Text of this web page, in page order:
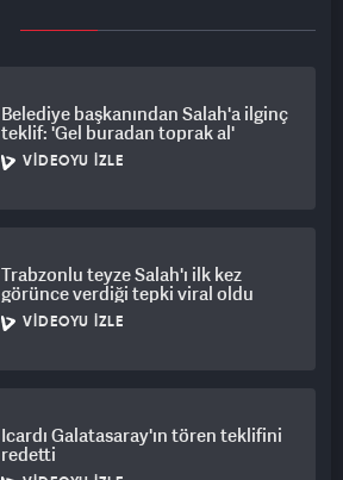
Belediye başkanından Salah'a ilginç
teklif: 'Gel buradan toprak al'
VIDEOYU İZLE
Trabzonlu teyze Salah'ı ilk kez
görünce verdiği tepki viral oldu
VIDEOYU İZLE
Icardı Galatasaray'ın tören teklifini
redetti